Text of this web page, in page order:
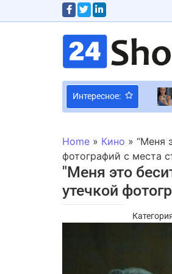
Интересное:
Home » Кино » “Меня
фотографий с места
"Меня это
утечкой